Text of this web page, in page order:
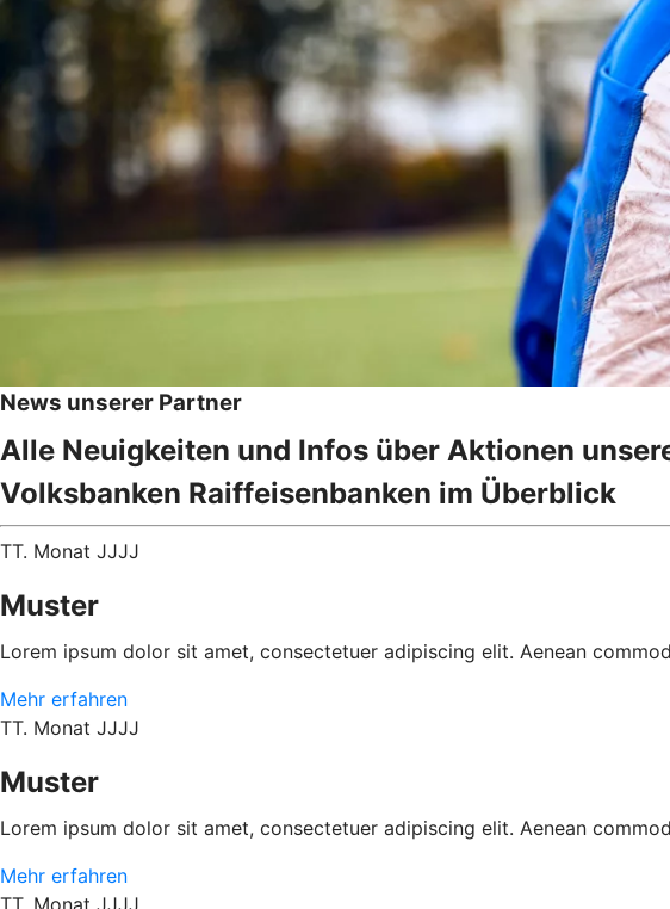
News unserer Partner
Alle Neuigkeiten und Infos über Aktionen
Volksbanken Raiffeisenbanken im Überblick
TT. Monat JJJJ
Muster
Lorem ipsum dolor sit amet, consectetuer adipiscing elit. Aenean
Mehr erfahren
TT. Monat JJJJ
Muster
Lorem ipsum dolor sit amet, consectetuer adipiscing elit. Aenean
Mehr erfahren
TT. Monat JJJJ